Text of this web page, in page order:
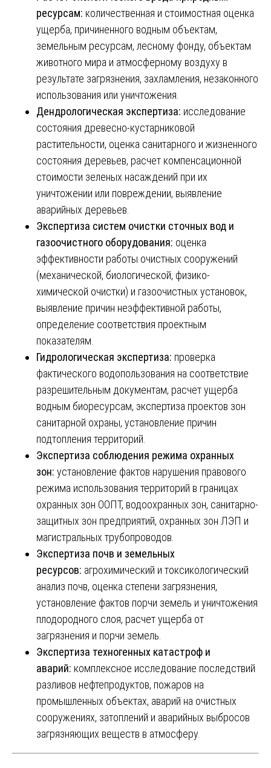
ресурсам: количественная и стоимостная оценка
ущерба, причиненного водным объектам,
земельным ресурсам, лесному фонду, объектам
животного мира и атмосферному воздуху в
результате загрязнения, захламления, незаконного
использования или уничтожения.
Дендрологическая экспертиза: исследование
состояния древесно-кустарниковой
растительности, оценка санитарного и жизненного
состояния деревьев, расчет компенсационной
стоимости зеленых насаждений при их
уничтожении или повреждении, выявление
аварийных деревьев.
Экспертиза систем очистки сточных вод и
газоочистного оборудования: оценка
эффективности работы очистных сооружений
(механической, биологической, физико-
химической очистки) и газоочистных установок,
выявление причин неэффективной работы,
определение соответствия проектным
показателям.
Гидрологическая экспертиза: проверка
фактического водопользования на соответствие
разрешительным документам, расчет ущерба
водным биоресурсам, экспертиза проектов зон
санитарной охраны, установление причин
подтопления территорий.
Экспертиза соблюдения режима охранных
зон: установление фактов нарушения правового
режима использования территорий в границах
охранных зон ООПТ, водоохранных зон, санитарно-
защитных зон предприятий, охранных зон ЛЭП и
магистральных трубопроводов.
Экспертиза почв и земельных
ресурсов: агрохимический и токсикологический
анализ почв, оценка степени загрязнения,
установление фактов порчи земель и уничтожения
плодородного слоя, расчет ущерба от
загрязнения и порчи земель.
Экспертиза техногенных катастроф и
аварий: комплексное исследование последствий
разливов нефтепродуктов, пожаров на
промышленных объектах, аварий на очистных
сооружениях, затоплений и аварийных выбросов
загрязняющих веществ в атмосферу.